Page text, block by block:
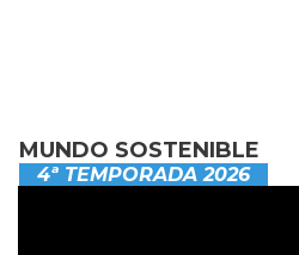
MUNDO SOSTENIBLE
4ª TEMPORADA 2026